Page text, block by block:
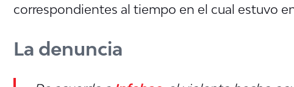
correspondientes al tiempo en el cual estuvo
La denuncia